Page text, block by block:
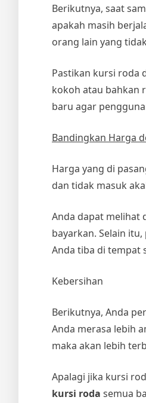
Berikutnya, saat
apakah masih
orang lain yang
Pastikan kursi roda
kokoh atau bahkan
baru agar
Bandingkan Harga
Harga yang di
dan tidak masuk
Anda dapat melihat
bayarkan. Selain
Anda tiba di tempat
Kebersihan
Berikutnya, Anda
Anda merasa lebih
maka akan lebih
Apalagi jika kursi
kursi roda semua